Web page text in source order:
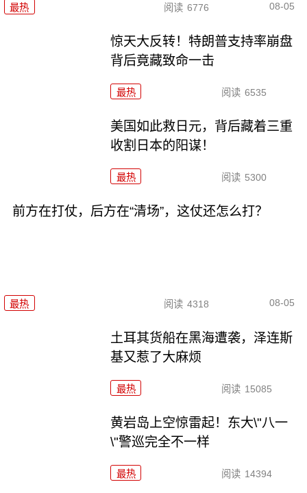
最热 阅读 6776 08-05
惊天大反转！特朗普支持率崩盘
背后竟藏致命一击
最热 阅读 6535
美国如此救日元，背后藏着三重
收割日本的阳谋！
最热 阅读 5300
前方在打仗，后方在“清场”，这仗还怎么打？
最热 阅读 4318 08-05
土耳其货船在黑海遭袭，泽连斯
基又惹了大麻烦
最热 阅读 15085
黄岩岛上空惊雷起！东大\"八一
\"警巡完全不一样
最热 阅读 14394